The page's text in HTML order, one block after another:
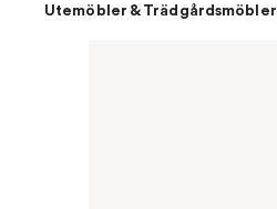
Utemöbler & Trädgårdsmöbler